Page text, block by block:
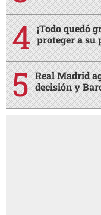
¡Todo quedó
proteger a su
Real Madrid
decisión y